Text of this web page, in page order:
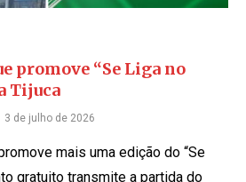
promove “Se Liga no
Tijuca
3 de julho de 2026
mais uma edição do “Se
gratuito transmite a partida do